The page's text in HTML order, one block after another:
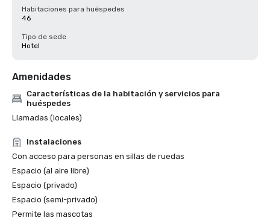
Habitaciones para huéspedes
46
Tipo de sede
Hotel
Amenidades
Características de la habitación y servicios para
huéspedes
Llamadas (locales)
Instalaciones
Con acceso para personas en sillas de ruedas
Espacio (al aire libre)
Espacio (privado)
Espacio (semi-privado)
Permite las mascotas